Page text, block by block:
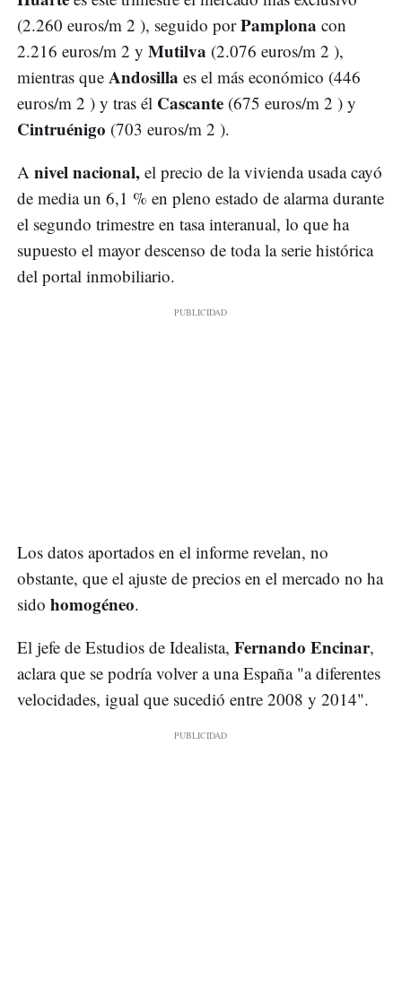
(2.260 euros/m 2 ), seguido porPamplona con
2.216 euros/m 2 y Mutilva (2.076 euros/m 2 ),
mientras que Andosilla es el más económico (446
euros/m 2 ) y tras él Cascante (675 euros/m 2 ) y
Cintruénigo (703 euros/m 2 ).
A nivel nacional, el precio de la vivienda usada cayó
de media un 6,1 % en pleno estado de alarma durante
el segundo trimestre en tasa interanual, lo que ha
supuesto el mayor descenso de toda la serie histórica
del portal inmobiliario.
Los datos aportados en el informe revelan, no
obstante, que el ajuste de precios en el mercado no ha
sido homogéneo.
El jefe de Estudios de Idealista, Fernando Encinar,
aclara que se podría volver a una España "a diferentes
velocidades, igual que sucedió entre 2008 y 2014".